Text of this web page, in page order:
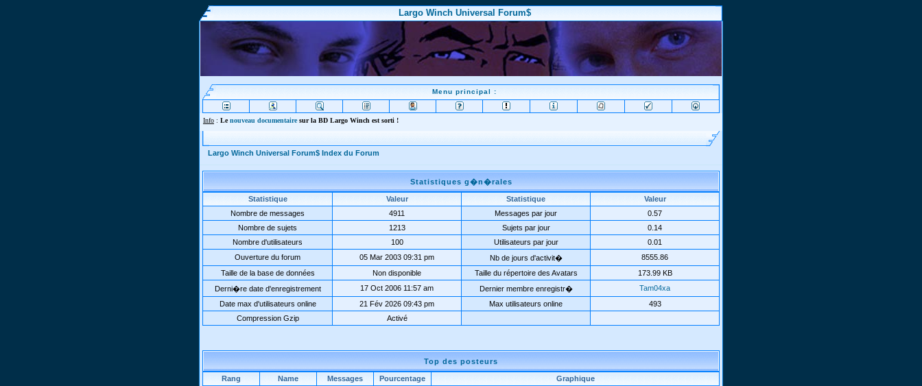
Largo Winch Universal Forum$
Menu principal :
Info : Lenouveau documentairesur la BD Largo Winch est sorti !
Largo Winch Universal Forum$ Index du Forum
Statistiques g�n�rales
Statistique Valeur Statistique
Valeur
Nombre de messages
4911 Messages par jour
0.57
Nombre de sujets
1213 Sujets par jour
0.14
Nombre d'utilisateurs
100 Utilisateurs par jour
0.01
Ouverture du forum
05 Mar 2003 09:31 pm Nb de jours d'activit�
8555.86
Taille de la base de données
Non disponible Taille du répertoire des Avatars
173.99 KB
Derni�re date d'enregistrement
17 Oct 2006 11:57 am Dernier membre enregistr�
Tam04xa
Date max d'utilisateurs online
21 Fév 2026 09:43 pm Max utilisateurs online
493
Compression Gzip
Activé
Top des posteurs
Rang Name Messages Pourcentage
Graphique